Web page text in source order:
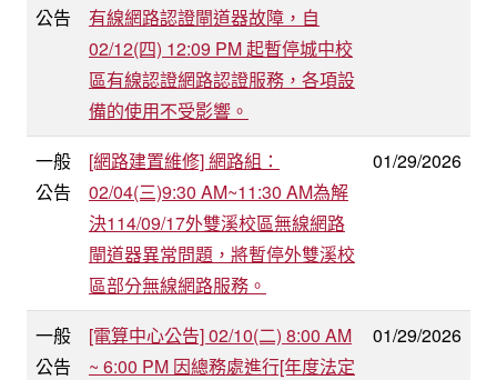
公告
有線網路認證閘道器故障，自
02/12(四) 12:09 PM 起暫停城中校
區有線認證網路認證服務，各項設
備的使用不受影響。
一般
公告
[網路建置維修] 網路組：
02/04(三)9:30 AM~11:30 AM為解
決114/09/17外雙溪校區無線網路
閘道器異常問題，將暫停外雙溪校
區部分無線網路服務。
01/29/2026
一般
公告
[電算中心公告] 02/10(二) 8:00 AM
~ 6:00 PM 因總務處進行[年度法定
01/29/2026